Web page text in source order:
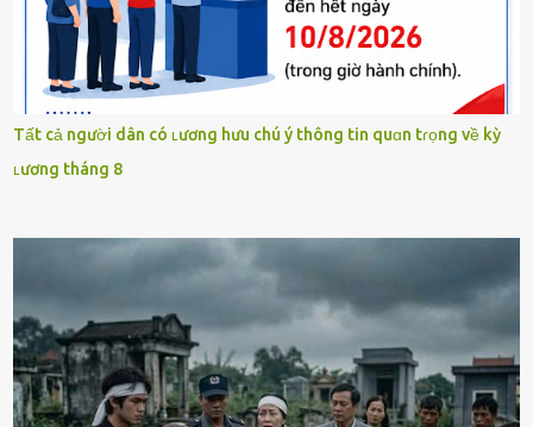
Tất cả người dân có ʟương hưu chú ý thông tin quɑn tɾọng về kỳ
ʟương tháng 8